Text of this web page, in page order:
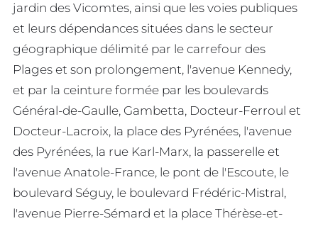
jardin des Vicomtes, ainsi que les voies publiques
et leurs dépendances situées dans le secteur
géographique délimité par le carrefour des
Plages et son prolongement, l'avenue Kennedy,
et par la ceinture formée par les boulevards
Général-de-Gaulle, Gambetta, Docteur-Ferroul et
Docteur-Lacroix, la place des Pyrénées, l'avenue
des Pyrénées, la rue Karl-Marx, la passerelle et
l'avenue Anatole-France, le pont de l'Escoute, le
boulevard Séguy, le boulevard Frédéric-Mistral,
l'avenue Pierre-Sémard et la place Thérèse-et-